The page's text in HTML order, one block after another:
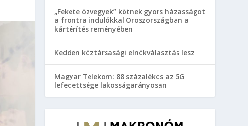
„Fekete özvegyek” kötnek gyors házasságot
a frontra indulókkal Oroszországban a
kártérítés reményében
Kedden köztársasági elnökválasztás lesz
Magyar Telekom: 88 százalékos az 5G
lefedettsége lakosságarányosan